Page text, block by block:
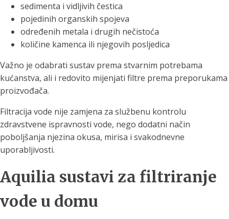
sedimenta i vidljivih čestica
pojedinih organskih spojeva
određenih metala i drugih nečistoća
količine kamenca ili njegovih posljedica
Važno je odabrati sustav prema stvarnim potrebama
kućanstva, ali i redovito mijenjati filtre prema preporukama
proizvođača.
Filtracija vode nije zamjena za službenu kontrolu
zdravstvene ispravnosti vode, nego dodatni način
poboljšanja njezina okusa, mirisa i svakodnevne
uporabljivosti.
Aquilia sustavi za filtriranje
vode u domu